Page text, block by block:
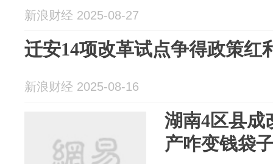
新浪财经 2025-08-27
迁安14项改革试点争得政策红
新浪财经 2025-08-16
湖南4区县成
产咋变钱袋